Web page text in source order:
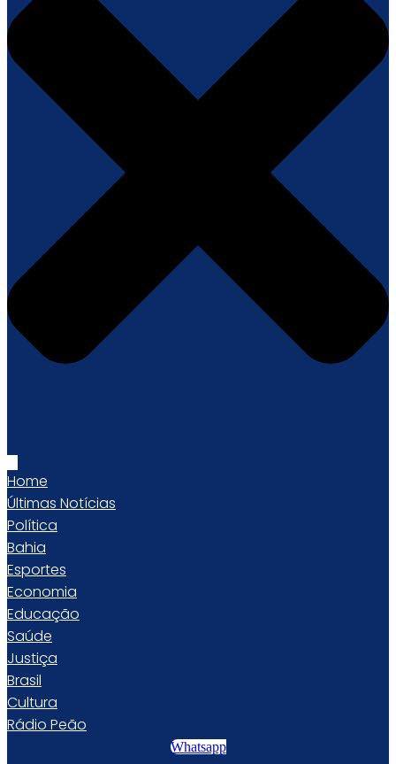
Home
Últimas Notícias
Política
Bahia
Esportes
Economia
Educação
Saúde
Justiça
Brasil
Cultura
Rádio Peão
Whatsapp